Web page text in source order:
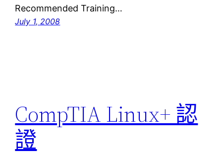
Recommended Training…
July 1, 2008
CompTIA Linux+ 認
證